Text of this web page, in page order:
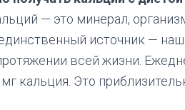
— это минерал,
источник —
всей жизни.
кальция. Это